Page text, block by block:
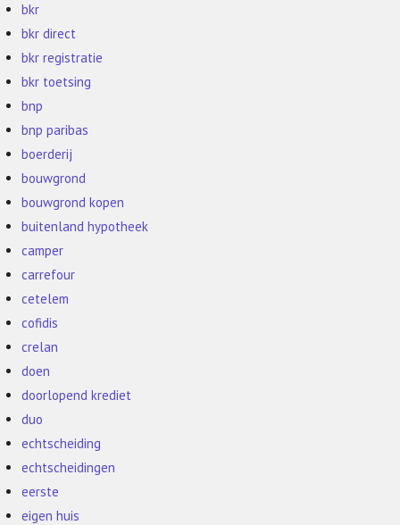
bkr
bkr direct
bkr registratie
bkr toetsing
bnp
bnp paribas
boerderij
bouwgrond
bouwgrond kopen
buitenland hypotheek
camper
carrefour
cetelem
cofidis
crelan
doen
doorlopend krediet
duo
echtscheiding
echtscheidingen
eerste
eigen huis